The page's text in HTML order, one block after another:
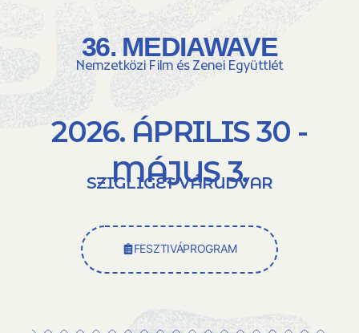
36. MEDIAWAVE
Nemzetközi Film és Zenei Együttlét
2026. ÁPRILIS 30 -
MÁJUS 3.
SZIGLIGET VÁRUDVAR
FESZTIVÁPROGRAM